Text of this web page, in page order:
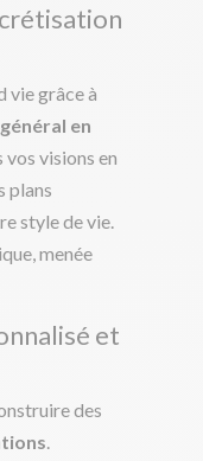
vie grâce à
en
visions en
plans
style de vie.
menée
et
des
.